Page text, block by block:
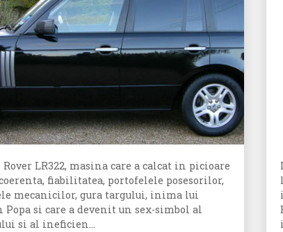
Rover LR322, masina care a calcat in picioare
fiabilitatea, portofelele posesorilor,
mecanicilor, gura targului, inima lui
Popa si care a devenit un sex-simbol al
si al ineficien...